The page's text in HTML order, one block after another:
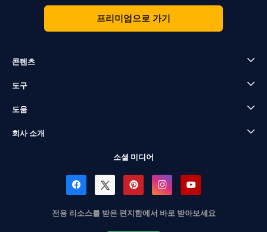
프리미엄으로 가기
콘텐츠
도구
도움
회사 소개
소셜 미디어
전용 리소스를 받은 편지함에서 바로 받아보세요